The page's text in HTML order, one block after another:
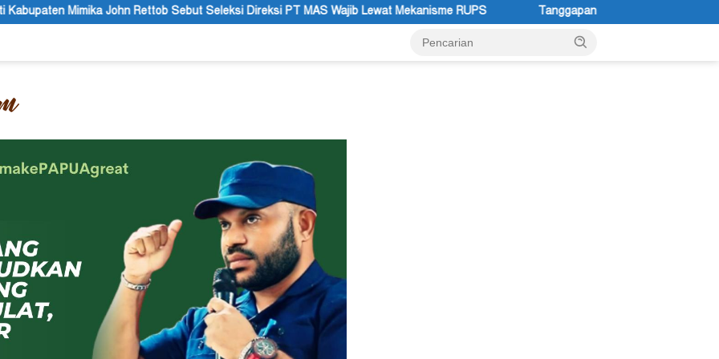
Seleksi Direksi PT MAS Wajib Lewat Mekanisme RUPS Tanggapan Resmi Pemprov Papua Pegunungan Pasca Gubernur